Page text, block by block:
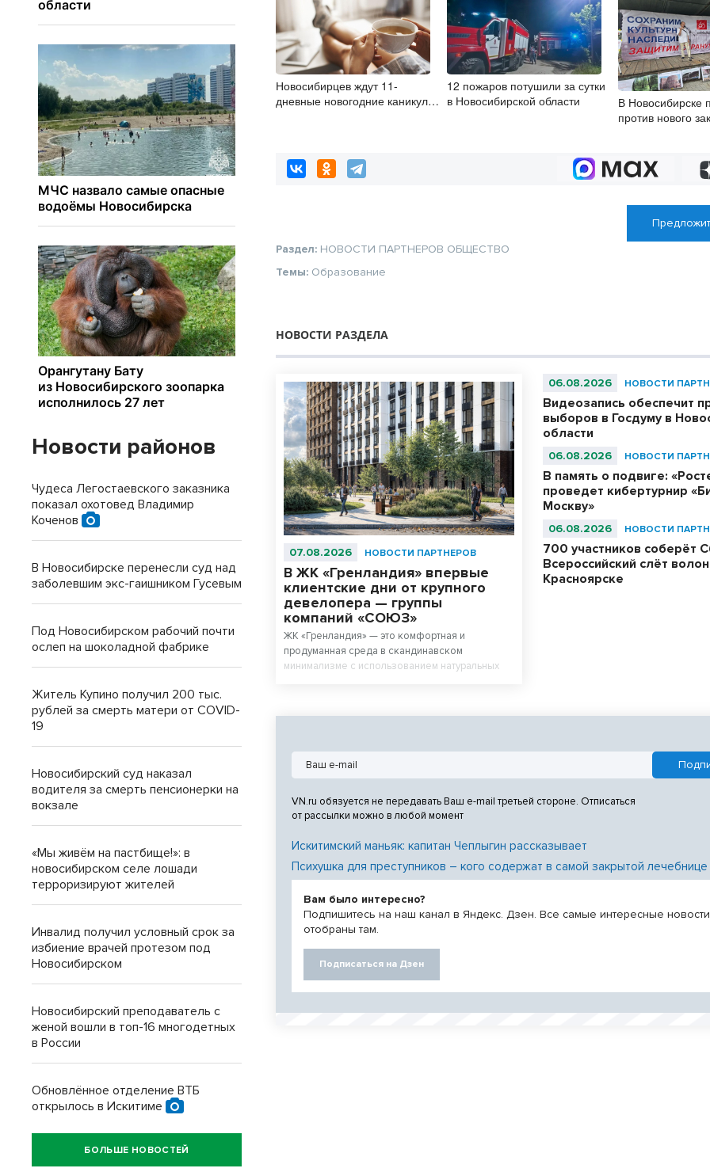
Новосибирцев ждут 11-
дневные новогодние каникулы
12 пожаров потушили за сутки
в Новосибирской области
В Новосибирске
против нового
Раздел: НОВОСТИ ПАРТНЕРОВ ОБЩЕСТВО
Темы: Образование
НОВОСТИ РАЗДЕЛА
07.08.2026 НОВОСТИ ПАРТНЕРОВ
В ЖК «Гренландия» впервые
клиентские дни от крупного
девелопера — группы
компаний «СОЮЗ»
ЖК «Гренландия» — это комфортная и
продуманная среда в скандинавском
минимализме с использованием натуральных
06.08.2026 НОВОСТИ
Видеозапись обеспечит
выборов в Госдуму в
области
06.08.2026 НОВОСТИ
В память о подвиге:
проведет кибертурнир
Москву»
06.08.2026 НОВОСТИ
700 участников соберёт
Всероссийский слёт
Красноярске
VN.ru обязуется не передавать Ваш e-mail третьей стороне. Отписаться
от рассылки можно в любой момент
Искитимский маньяк: капитан Чеплыгин рассказывает
Психушка для преступников – кого содержат в самой закрытой
Вам было интересно?
Подпишитесь на наш канал в Яндекс. Дзен. Все самые интересные новости
отобраны там.
Подписаться на Дзен
Новости районов
Чудеса Легостаевского заказника
показал охотовед Владимир
Коченов
В Новосибирске перенесли суд над
заболевшим экс-гаишником Гусевым
Под Новосибирском рабочий почти
ослеп на шоколадной фабрике
Житель Купино получил 200 тыс.
рублей за смерть матери от COVID-
19
Новосибирский суд наказал
водителя за смерть пенсионерки на
вокзале
«Мы живём на пастбище!»: в
новосибирском селе лошади
терроризируют жителей
Инвалид получил условный срок за
избиение врачей протезом под
Новосибирском
Новосибирский преподаватель с
женой вошли в топ-16 многодетных
в России
Обновлённое отделение ВТБ
открылось в Искитиме
БОЛЬШЕ НОВОСТЕЙ